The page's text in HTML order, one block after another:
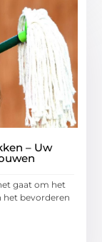
– Uw
gaat om het
het bevorderen